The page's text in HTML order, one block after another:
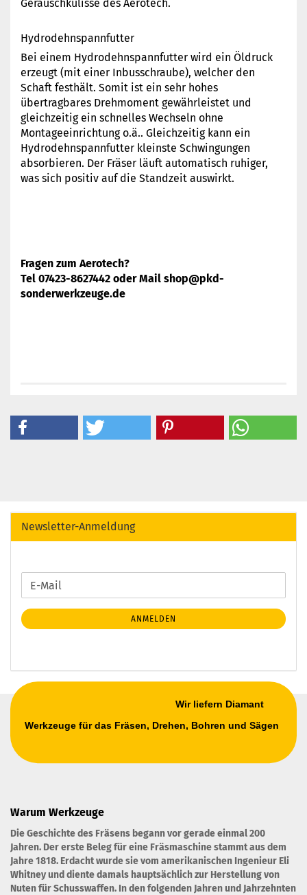
Geräuschkulisse des Aerotech.
Hydrodehnspannfutter
Bei einem Hydrodehnspannfutter wird ein Öldruck
erzeugt (mit einer Inbusschraube), welcher den
Schaft festhält. Somit ist ein sehr hohes
übertragbares Drehmoment gewährleistet und
gleichzeitig ein schnelles Wechseln ohne
Montageeinrichtung o.ä.. Gleichzeitig kann ein
Hydrodehnspannfutter kleinste Schwingungen
absorbieren. Der Fräser läuft automatisch ruhiger,
was sich positiv auf die Standzeit auswirkt.
Fragen zum Aerotech?
Tel 07423-8627442 oder Mail shop@pkd-
sonderwerkzeuge.de
Newsletter-Anmeldung
WEITER
ZUR
NEWSLETTER-
ANMELDUNG
E-
Mail
ANMELDEN
Wir liefern Diamant
Werkzeuge für das Fräsen, Drehen, Bohren und Sägen
Warum Werkzeuge
Die Geschichte des Fräsens begann vor gerade einmal 200
Jahren. Der erste Beleg für eine Fräsmaschine stammt aus dem
Jahre 1818. Erdacht wurde sie vom amerikanischen Ingenieur Eli
Whitney und diente damals hauptsächlich zur Herstellung von
Nuten für Schusswaffen. In den folgenden Jahren und Jahrzehnten